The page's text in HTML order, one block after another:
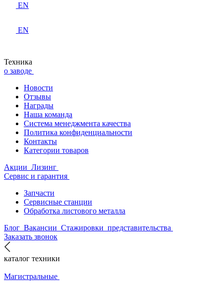
EN
EN
Техника
о заводе
Новости
Отзывы
Награды
Наша команда
Система менеджмента качества
Политика конфиденциальности
Контакты
Категории товаров
Акции Лизинг
Сервис и гарантия
Запчасти
Сервисные станции
Обработка листового металла
Блог Вакансии Стажировки представительства
Заказать звонок
каталог техники
Магистральные